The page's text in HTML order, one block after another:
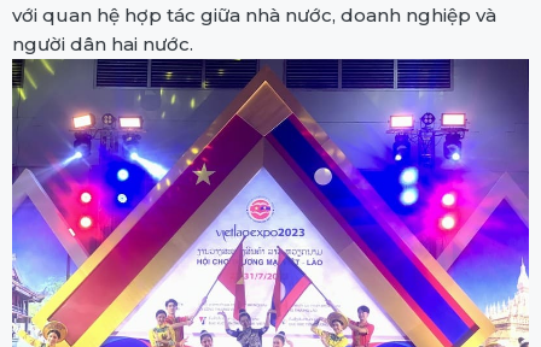
với quan hệ hợp tác giữa nhà nước, doanh nghiệp và
người dân hai nước.